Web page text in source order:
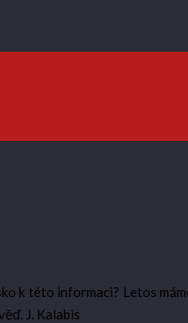
k této informaci? Letos
J. Kalabis